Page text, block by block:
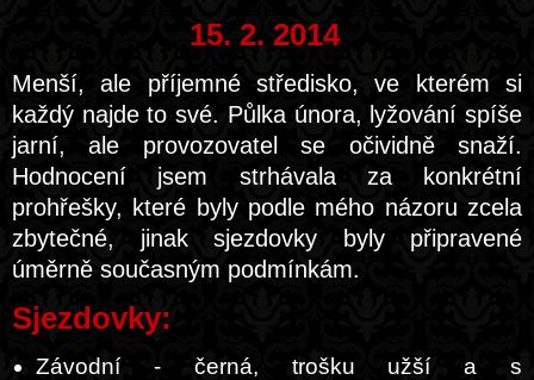
15. 2. 2014
Menší, ale příjemné středisko, ve kterém si
každý najde to své. Půlka února, lyžování spíše
jarní, ale provozovatel se očividně snaží.
Hodnocení jsem strhávala za konkrétní
prohřešky, které byly podle mého názoru zcela
zbytečné, jinak sjezdovky byly připravené
úměrně současným podmínkám.
Sjezdovky:
Závodní - černá, trošku užší a s